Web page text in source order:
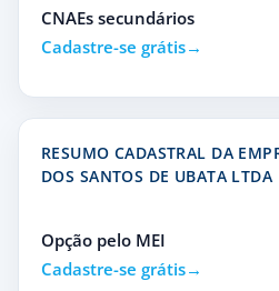
CNAEs secundários
Cadastre-se grátis
RESUMO CADASTRAL DA
DOS SANTOS DE UBATA LTDA
Opção pelo MEI
Cadastre-se grátis